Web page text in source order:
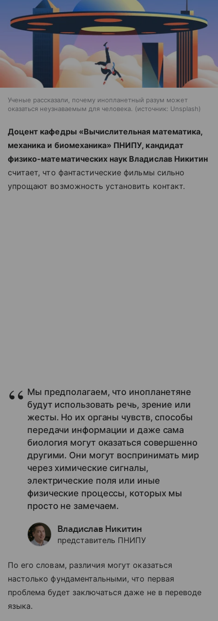
Ученые рассказали, почему инопланетный разум может
оказаться неузнаваемым для человека.
источник: Unsplash
Доцент кафедры «Вычислительная математика,
механика и биомеханика» ПНИПУ, кандидат
физико-математических наук Владислав Никитин
считает, что фантастические фильмы сильно
упрощают возможность установить контакт.
Мы предполагаем, что инопланетяне
будут использовать речь, зрение или
жесты. Но их органы чувств, способы
передачи информации и даже сама
биология могут оказаться совершенно
другими. Они могут воспринимать мир
через химические сигналы,
электрические поля или иные
физические процессы, которых мы
просто не замечаем.
Владислав Никитин
представитель ПНИПУ
По его словам, различия могут оказаться
настолько фундаментальными, что первая
проблема будет заключаться даже не в переводе
языка.